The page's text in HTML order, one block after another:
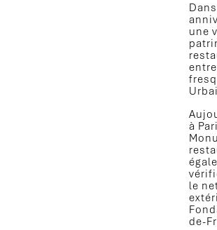
une
à
le
de-